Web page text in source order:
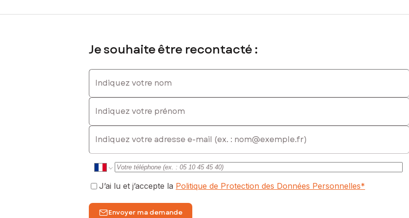
Je souhaite être recontacté :
Indiquez votre nom
Indiquez votre prénom
E-mail
J’ai lu et j’accepte la Politique de Protection des Données Personnelles*
Envoyer ma demande